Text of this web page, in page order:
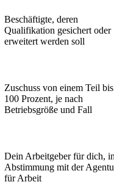
Beschäftigte, deren
Qualifikation gesichert oder
erweitert werden soll
Zuschuss von einem Teil
100 Prozent, je nach
Betriebsgröße und Fall
Dein Arbeitgeber für dich,
Abstimmung mit der
für Arbeit